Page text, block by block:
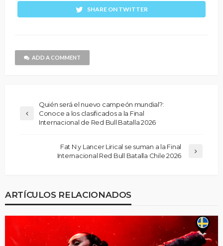
SHARE ON TWITTER
ADD A COMMENT
Quién será el nuevo campeón mundial?:
Conoce a los clasificados a la Final
Internacional de Red Bull Batalla 2026
Fat N y Lancer Lirical se suman a la Final
Internacional Red Bull Batalla Chile 2026
ARTÍCULOS RELACIONADOS